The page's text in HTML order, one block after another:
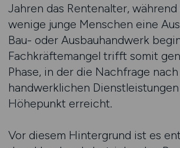
Jahren das Rentenalter,
wenige junge Menschen eine
Bau- oder Ausbauhandwerk
Fachkräftemangel trifft somit
Phase, in der die Nachfrage nach
handwerklichen
Höhepunkt erreicht.
Vor diesem Hintergrund ist es